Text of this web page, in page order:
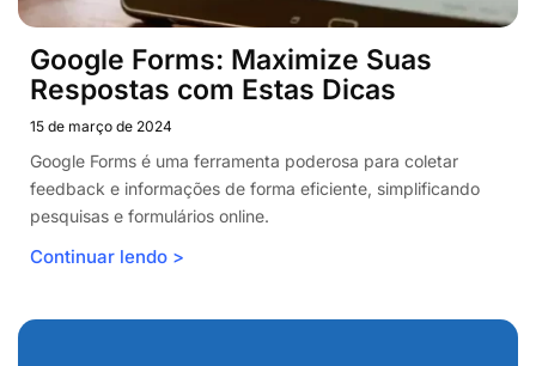
Google Forms: Maximize Suas
Respostas com Estas Dicas
15 de março de 2024
Google Forms é uma ferramenta poderosa para coletar
feedback e informações de forma eficiente, simplificando
pesquisas e formulários online.
Continuar lendo >